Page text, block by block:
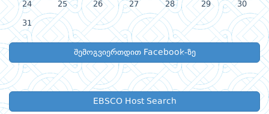
24 25 26 27 28 29 30
31
შემოგვიერთდით Facebook-ზე
EBSCO Host Search